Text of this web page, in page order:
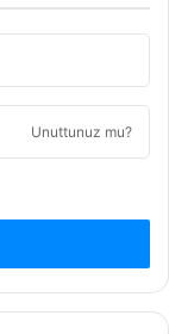
Unuttunuz mu?